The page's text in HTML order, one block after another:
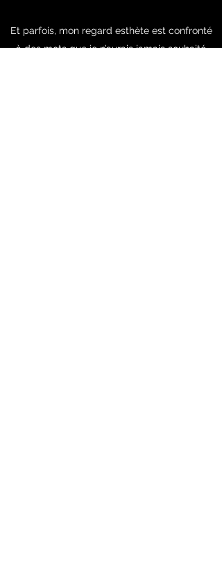
Et parfois, mon regard esthète est confronté
à des mots que je n’aurais jamais souhaité